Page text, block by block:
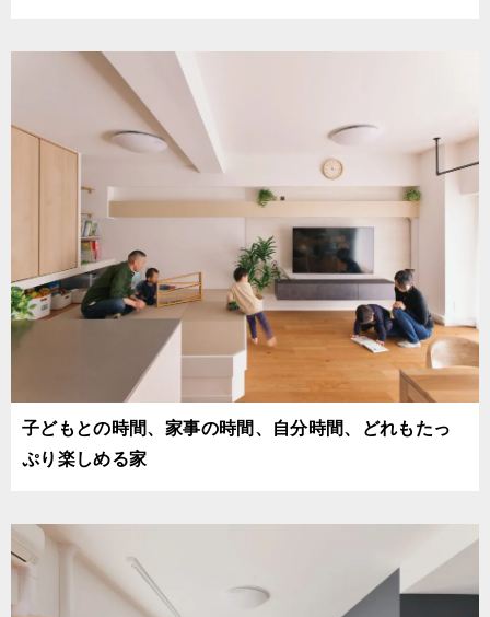
子どもとの時間、家事の時間、自分時間、どれもたっ
ぷり楽しめる家